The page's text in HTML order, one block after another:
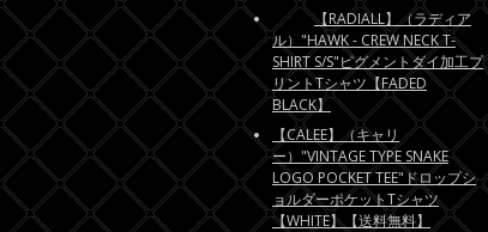
【RADIALL】（ラディア
ル）"HAWK - CREW NECK T-
SHIRT S/S"ピグメントダイ加工プ
リントTシャツ【FADED
BLACK】
【CALEE】（キャリ
ー）"VINTAGE TYPE SNAKE
LOGO POCKET TEE"ドロップシ
ョルダーポケットTシャツ
【WHITE】【送料無料】